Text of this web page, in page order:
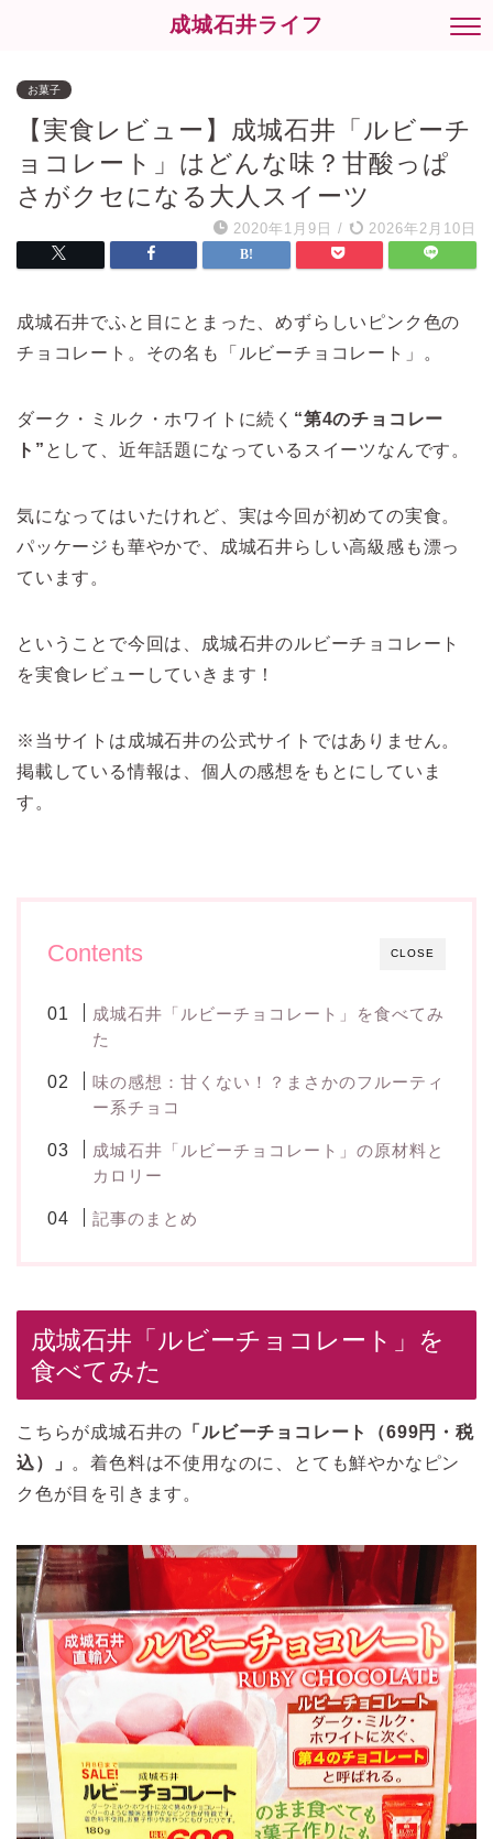
成城石井ライフ
お菓子
【実食レビュー】成城石井「ルビーチ
ョコレート」はどんな味？甘酸っぱ
さがクセになる大人スイーツ
2020年1月9日 / 2026年2月10日
成城石井でふと目にとまった、めずらしいピンク色の
チョコレート。その名も「ルビーチョコレート」。
ダーク・ミルク・ホワイトに続く “第4のチョコレー
ト” として、近年話題になっているスイーツなんです。
気になってはいたけれど、実は今回が初めての実食。
パッケージも華やかで、成城石井らしい高級感も漂っ
ています。
ということで今回は、成城石井のルビーチョコレート
を実食レビューしていきます！
※当サイトは成城石井の公式サイトではありません。
掲載している情報は、個人の感想をもとにしていま
す。
CLOSE
Contents
成城石井「ルビーチョコレート」を食べてみ
た
味の感想：甘くない！？まさかのフルーティ
ー系チョコ
成城石井「ルビーチョコレート」の原材料と
カロリー
記事のまとめ
成城石井「ルビーチョコレート」を
食べてみた
こちらが成城石井の 「ルビーチョコレート（699円・税
込）」 。着色料は不使用なのに、とても鮮やかなピン
ク色が目を引きます。